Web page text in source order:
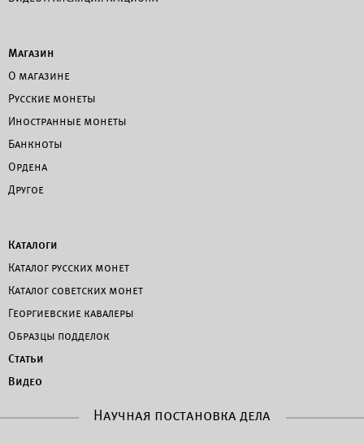
Магазин
О магазине
Русские монеты
Иностранные монеты
Банкноты
Ордена
Другое
Каталоги
Каталог русских монет
Каталог советских монет
Георгиевские кавалеры
Образцы подделок
Статьи
Видео
Научная постановка дела